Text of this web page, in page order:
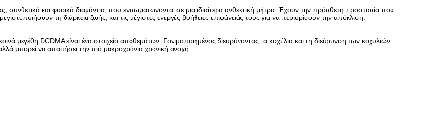
συνθετικά και φυσικά διαμάντια, που ενσωματώνονται σε μια ιδιαίτερα ανθεκτική μήτρα. Έχουν την πρόσθετη προστασία που
τη διάρκεια ζωής, και τις μέγιστες ενεργές βοήθειες επιφάνειάς τους για να περιορίσουν την απόκλιση.
μεγέθη DCDMA είναι ένα στοιχείο αποθεμάτων. Γονιμοποιημένος διευρύνοντας τα κοχύλια και τη διεύρυνση των κοχυλιών
μπορεί να απαιτήσει την πιό μακροχρόνια χρονική ανοχή.